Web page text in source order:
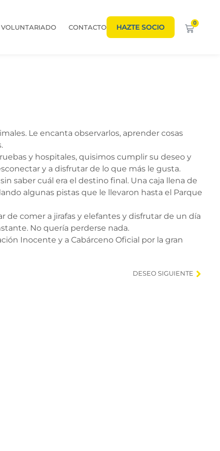
VOLUNTARIADO CONTACTO HAZTE SOCIO 0
Le encanta observarlos, aprender cosas
y hospitales, quisimos cumplir su deseo y
y a disfrutar de lo que más le gusta.
saber cuál era el destino final. Una caja llena de
algunas pistas que le llevaron hasta el Parque
de comer a jirafas y elefantes y disfrutar de un día
No quería perderse nada.
Inocente y a Cabárceno Oficial por la gran
DESEO SIGUIENTE